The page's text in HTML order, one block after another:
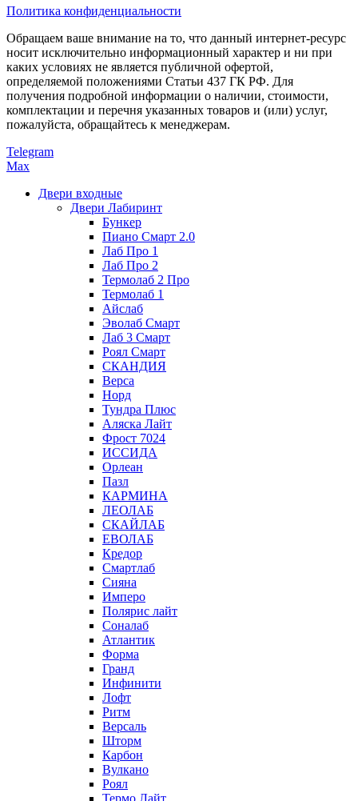
Политика конфиденциальности
Обращаем ваше внимание на то, что данный интернет-ресурс
носит исключительно информационный характер и ни при
каких условиях не является публичной офертой,
определяемой положениями Статьи 437 ГК РФ. Для
получения подробной информации о наличии, стоимости,
комплектации и перечня указанных товаров и (или) услуг,
пожалуйста, обращайтесь к менеджерам.
Telegram
Max
Двери входные
Двери Лабиринт
Бункер
Пиано Смарт 2.0
Лаб Про 1
Лаб Про 2
Термолаб 2 Про
Термолаб 1
Айслаб
Эволаб Смарт
Лаб 3 Смарт
Роял Смарт
СКАНДИЯ
Верса
Норд
Тундра Плюс
Аляска Лайт
Фрост 7024
ИССИДА
Орлеан
Пазл
КАРМИНА
ЛЕОЛАБ
СКАЙЛАБ
ЕВОЛАБ
Кредор
Смартлаб
Сияна
Имперо
Полярис лайт
Соналаб
Атлантик
Форма
Гранд
Инфинити
Лофт
Ритм
Версаль
Шторм
Карбон
Вулкано
Роял
Термо Лайт